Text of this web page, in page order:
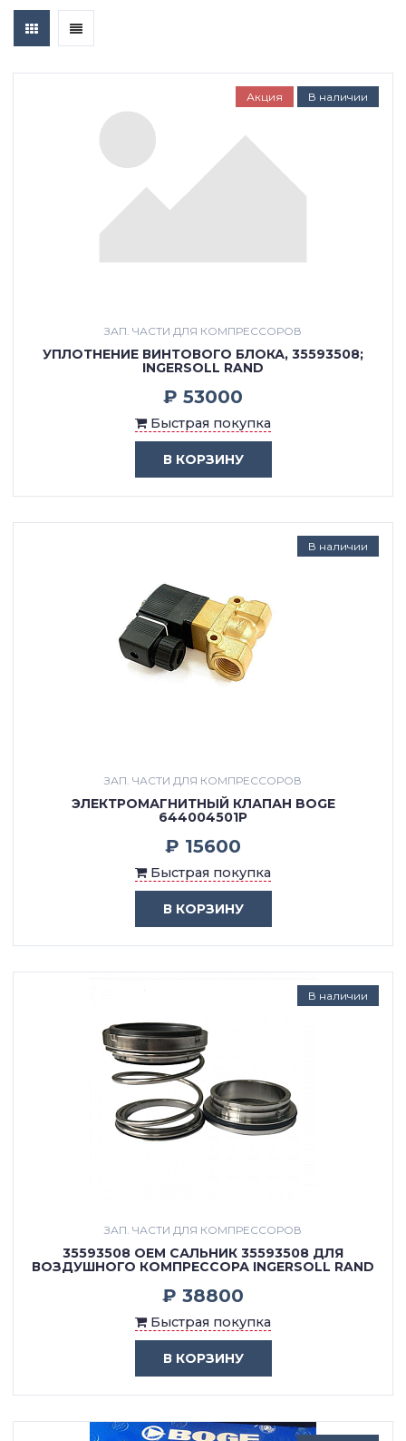
Акция В наличии
ЗАП. ЧАСТИ ДЛЯ КОМПРЕССОРОВ
УПЛОТНЕНИЕ ВИНТОВОГО БЛОКА, 35593508;
INGERSOLL RAND
₽ 53000
Быстрая покупка
В КОРЗИНУ
В наличии
ЗАП. ЧАСТИ ДЛЯ КОМПРЕССОРОВ
ЭЛЕКТРОМАГНИТНЫЙ КЛАПАН BOGE
644004501P
₽ 15600
Быстрая покупка
В КОРЗИНУ
В наличии
ЗАП. ЧАСТИ ДЛЯ КОМПРЕССОРОВ
35593508 OEM САЛЬНИК 35593508 ДЛЯ
ВОЗДУШНОГО КОМПРЕССОРА INGERSOLL RAND
₽ 38800
Быстрая покупка
В КОРЗИНУ